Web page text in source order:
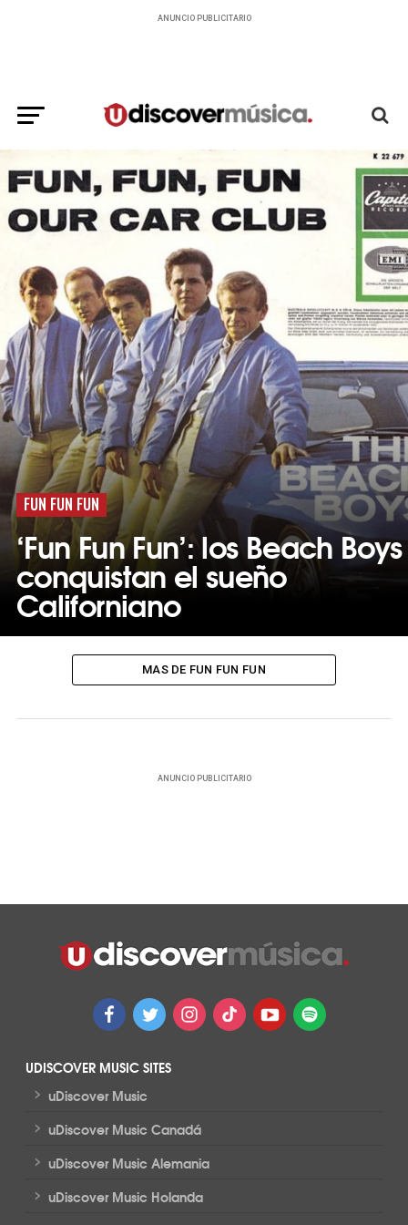
ANUNCIO PUBLICITARIO
FUN FUN FUN
‘Fun Fun Fun’: los Beach Boys
conquistan el sueño
Californiano
MAS DE FUN FUN FUN
ANUNCIO PUBLICITARIO
UDISCOVER MUSIC SITES
> uDiscover Music
> uDiscover Music Canadá
> uDiscover Music Alemania
> uDiscover Music Holanda